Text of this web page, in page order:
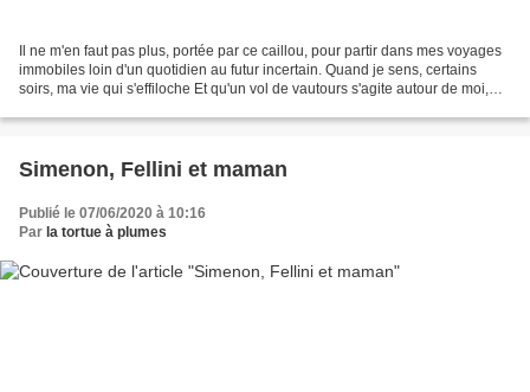
Il ne m'en faut pas plus, portée par ce caillou, pour partir dans mes voyages
immobiles loin d'un quotidien au futur incertain. Quand je sens, certains
soirs, ma vie qui s'effiloche Et qu'un vol de vautours s'agite autour de moi,
Simenon, Fellini et maman
Publié le 07/06/2020 à 10:16
Par la tortue à plumes